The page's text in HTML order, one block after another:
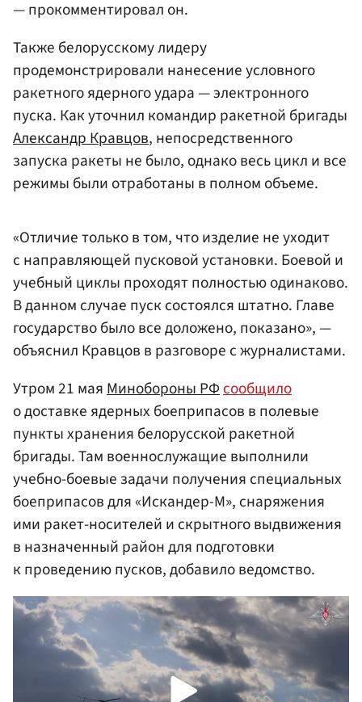
— прокомментировал он.
Также белорусскому лидеру
продемонстрировали нанесение условного
ракетного ядерного удара — электронного
пуска. Как уточнил командир ракетной бригады
Александр Кравцов, непосредственного
запуска ракеты не было, однако весь цикл и все
режимы были отработаны в полном объеме.
«Отличие только в том, что изделие не уходит
с направляющей пусковой установки. Боевой и
учебный циклы проходят полностью одинаково.
В данном случае пуск состоялся штатно. Главе
государство было все доложено, показано», —
объяснил Кравцов в разговоре с журналистами.
Утром 21 маяМинобороны РФсообщило
о доставке ядерных боеприпасов в полевые
пункты хранения белорусской ракетной
бригады. Там военнослужащие выполнили
учебно-боевые задачи получения специальных
боеприпасов для «Искандер-М», снаряжения
ими ракет-носителей и скрытного выдвижения
в назначенный район для подготовки
к проведению пусков, добавило ведомство.